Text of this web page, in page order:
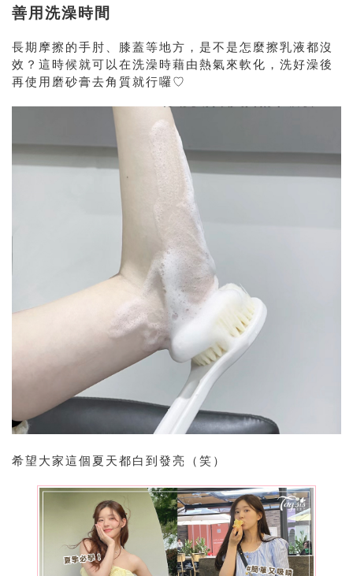
善用洗澡時間
長期摩擦的手肘、膝蓋等地方，是不是怎麼擦乳液都沒
效？這時候就可以在洗澡時藉由熱氣來軟化，洗好澡後
再使用磨砂膏去角質就行囉♡
希望大家這個夏天都白到發亮（笑）